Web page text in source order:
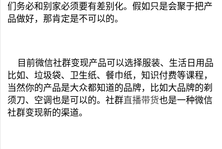
们务必和别家必须要有差别化。假如只是会聚于把产
品做好，那肯定是不可以的。
目前微信社群变现产品可以选择服装、生活日用品
比如、垃圾袋、卫生纸、餐巾纸，知识付费等课程，
当然你的产品是大众都知道的品牌，比如大品牌的剃
须刀、空调也是可以的。社群直播带货也是一种微信
社群变现新的渠道。